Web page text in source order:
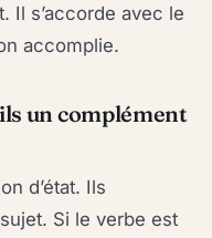
Il s’accorde avec le
accomplie.
un complément
d’état. Ils
Si le verbe est